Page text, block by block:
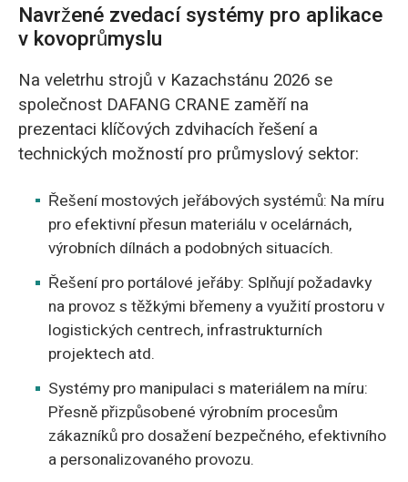
Navržené zvedací systémy pro aplikace
v kovoprůmyslu
Na veletrhu strojů v Kazachstánu 2026 se
společnost DAFANG CRANE zaměří na
prezentaci klíčových zdvihacích řešení a
technických možností pro průmyslový sektor:
Řešení mostových jeřábových systémů: Na míru
pro efektivní přesun materiálu v ocelárnách,
výrobních dílnách a podobných situacích.
Řešení pro portálové jeřáby: Splňují požadavky
na provoz s těžkými břemeny a využití prostoru v
logistických centrech, infrastrukturních
projektech atd.
Systémy pro manipulaci s materiálem na míru:
Přesně přizpůsobené výrobním procesům
zákazníků pro dosažení bezpečného, efektivního
a personalizovaného provozu.